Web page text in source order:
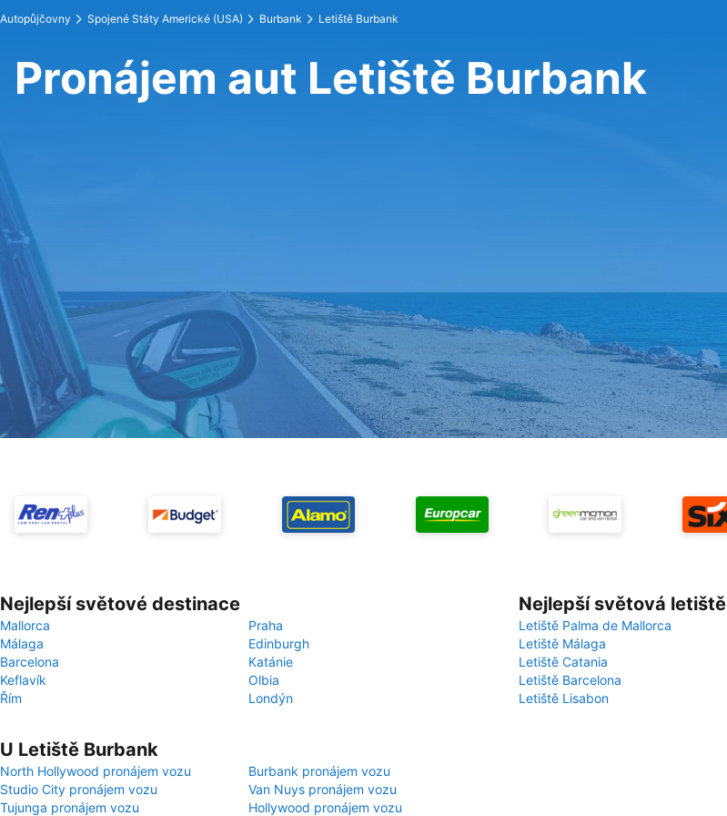
Autopůjčovny Spojené Státy Americké (USA) Burbank Letiště Burbank
Pronájem aut Letiště Burbank
Nejlepší světové destinace
Mallorca
Praha
Málaga
Edinburgh
Barcelona
Katánie
Keflavík
Olbia
Řím
Londýn
Nejlepší světová letiště
Letiště Palma de Mallorca
Letiště Málaga
Letiště Catania
Letiště Barcelona
Letiště Lisabon
U Letiště Burbank
North Hollywood pronájem vozu
Burbank pronájem vozu
Studio City pronájem vozu
Van Nuys pronájem vozu
Tujunga pronájem vozu
Hollywood pronájem vozu